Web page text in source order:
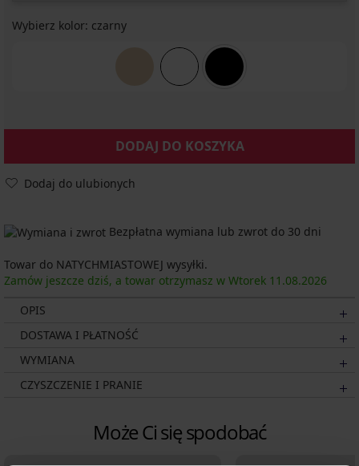
Wybierz kolor: czarny
DODAJ DO KOSZYKA
Dodaj do ulubionych
Bezpłatna wymiana lub zwrot do 30 dni
Towar do NATYCHMIASTOWEJ wysyłki.
Zamów jeszcze dziś, a towar otrzymasz w Wtorek 11.08.2026
OPIS
DOSTAWA I PŁATNOŚĆ
WYMIANA
CZYSZCZENIE I PRANIE
Może Ci się spodobać